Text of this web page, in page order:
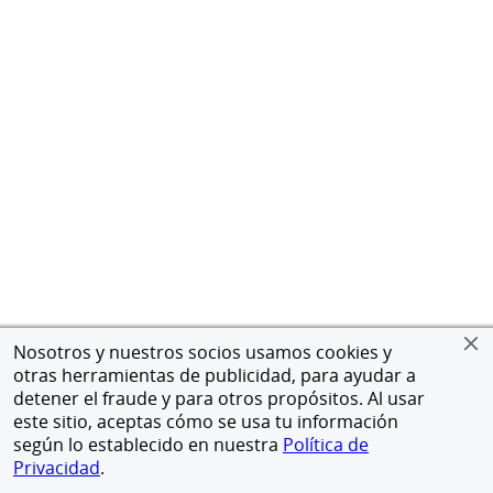
Nosotros y nuestros socios usamos cookies y
otras herramientas de publicidad, para ayudar a
detener el fraude y para otros propósitos. Al usar
este sitio, aceptas cómo se usa tu información
según lo establecido en nuestra Política de
Privacidad.